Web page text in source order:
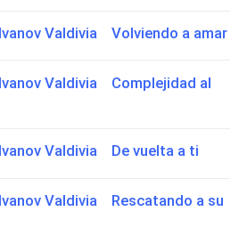
Valdivia Volviendo a amar
Valdivia Complejidad al
Valdivia De vuelta a ti
Valdivia Rescatando a su